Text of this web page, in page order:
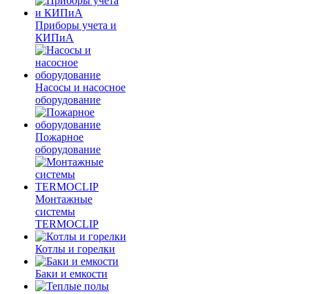
Приборы учета и
КИПиА
Насосы и насосное
оборудование
Пожарное
оборудование
Монтажные
системы
TERMOCLIP
Котлы и горелки
Баки и емкости